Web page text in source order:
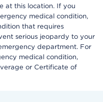
at this location. If you
medical condition,
that requires
serious jeopardy to your
department. For
medical condition,
or Certificate of